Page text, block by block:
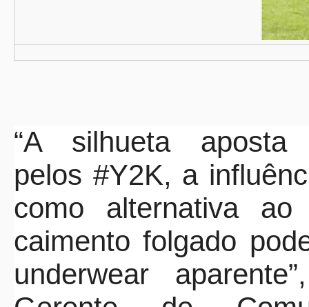
“A silhueta aposta
pelos #Y2K, a
como alternativa
caimento folgado
underwear